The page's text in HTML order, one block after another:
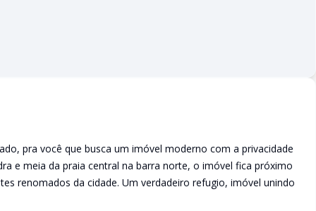
pra você que busca um imóvel moderno com a privacidade
e meia da praia central na barra norte, o imóvel fica próximo
renomados da cidade. Um verdadeiro refugio, imóvel unindo